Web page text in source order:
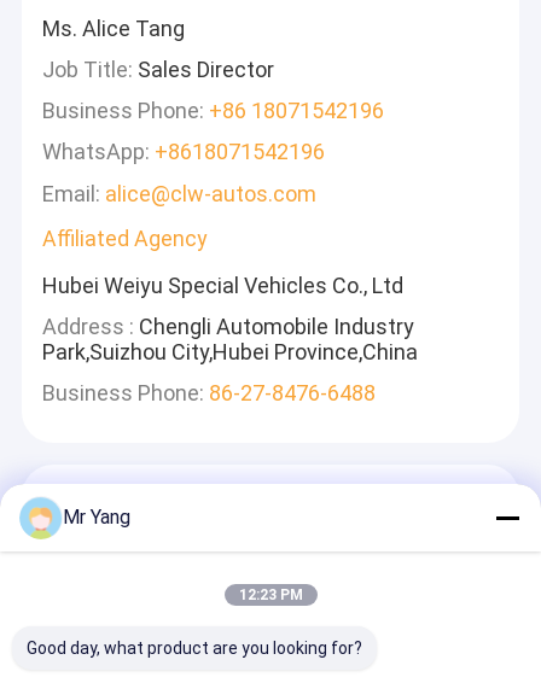
Ms. Alice Tang
Job Title: Sales Director
Business Phone: +86 18071542196
WhatsApp: +8618071542196
Email: alice@clw-autos.com
Affiliated Agency
Hubei Weiyu Special Vehicles Co., Ltd
Address : Chengli Automobile Industry
Park,Suizhou City,Hubei Province,China
Business Phone: 86-27-8476-6488
Mr Yang
12:23 PM
Good day, what product are you looking for?